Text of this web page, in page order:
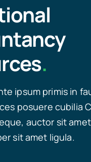
.
ipsum primis in
posuere cubilia
auctor sit
sit amet ligula.